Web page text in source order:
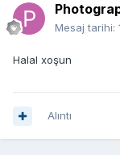
Mesaj tarihi:
Halal xoşun
Alıntı